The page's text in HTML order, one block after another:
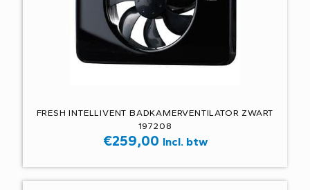
FRESH INTELLIVENT BADKAMERVENTILATOR ZWART
197208
€259,00 Incl. btw